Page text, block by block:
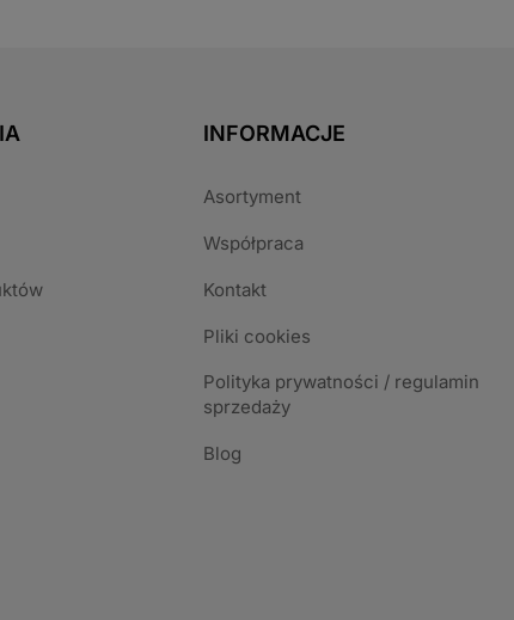
INFORMACJE
Asortyment
Współpraca
Kontakt
Pliki cookies
Polityka prywatności / regulamin
sprzedaży
Blog